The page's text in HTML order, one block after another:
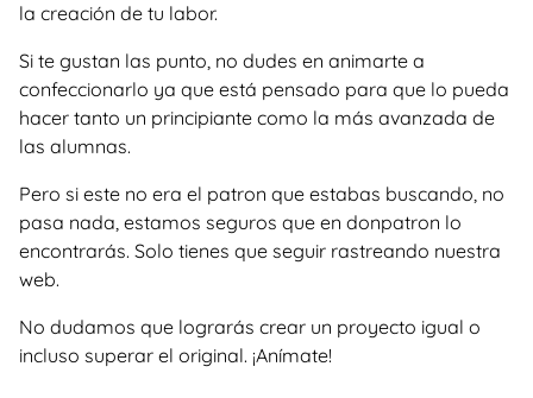
la creación de tu labor.
Si te gustan las punto, no dudes en animarte a
confeccionarlo ya que está pensado para que lo pueda
hacer tanto un principiante como la más avanzada de
las alumnas.
Pero si este no era el patron que estabas buscando, no
pasa nada, estamos seguros que en donpatron lo
encontrarás. Solo tienes que seguir rastreando nuestra
web.
No dudamos que lograrás crear un proyecto igual o
incluso superar el original. ¡Anímate!